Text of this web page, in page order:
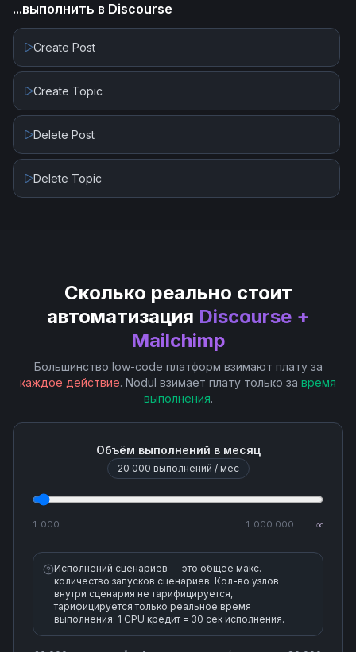
Find Tag
Find or Create Subscriber
Find or Create Tag
Get Campaign
Get List Activities
Get List Member Activities
Get List Member Tags
Remove Member from Segment(Remove Subscriber
Search Members
Search or Create Campaign
...выполнить в Discourse
Create Post
Create Topic
Delete Post
Delete Topic
Сколько реально стоит
автоматизация Discourse +
Mailchimp
Большинство low-code платформ взимают плату за
каждое действие. Nodul взимает плату только за время
выполнения.
Объём выполнений в месяц
20 000 выполнений / мес
1 000 1 000 000 ∞
Исполнений сценариев — это общее макс.
количество запусков сценариев. Кол-во узлов
внутри сценария не тарифицируется,
тарифицируется только реальное время
выполнения: 1 CPU кредит = 30 сек исполнения.